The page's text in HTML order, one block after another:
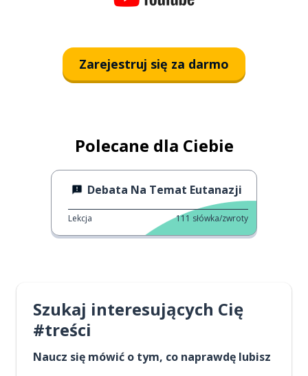
Zarejestruj się za darmo
Polecane dla Ciebie
Debata Na Temat Eutanazji
Lekcja 111 słówka/zwroty
Szukaj interesujących Cię
#treści
Naucz się mówić o tym, co naprawdę lubisz